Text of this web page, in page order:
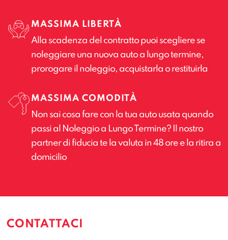
MASSIMA LIBERTÀ
Alla scadenza del contratto puoi scegliere se
noleggiare una nuova auto a lungo termine,
prorogare il noleggio, acquistarla o restituirla
MASSIMA COMODITÀ
Non sai cosa fare con la tua auto usata quando
passi al Noleggio a Lungo Termine? Il nostro
partner di fiducia te la valuta in 48 ore e la ritira a
domicilio
CONTATTACI